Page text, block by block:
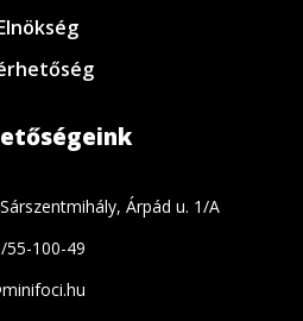
Árpád u. 1/A
55-100-49